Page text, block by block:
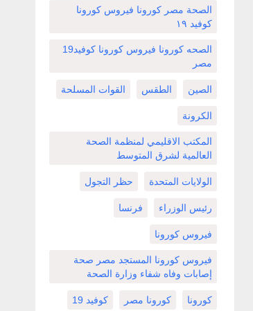
الصحة مصر كورونا فيروس كورونا
كوفيد ١٩
الصحه كورونا فيروس كورونا كوفيد19
مصر
الصين الطقس القوات المسلحة
الكرونة
المكتب الاقليمي لمنظمة الصحة
العالمية لشرق المتوسط
الولايات المتحدة حظر التجول
رئيس الوزراء فرنسا
فيروس كورونا
فيروس كورونا المستجد مصر صحة
إصابات وفاه شفاء وزارة الصحة
كورونا كورونا مصر كوفيد 19